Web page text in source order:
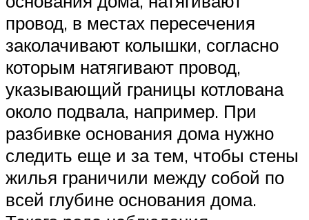
провод, в местах пересечения
заколачивают колышки, согласно
которым натягивают провод,
указывающий границы котлована
около подвала, например. При
разбивке основания дома нужно
следить еще и за тем, чтобы стены
жилья граничили между собой по
всей глубине основания дома.